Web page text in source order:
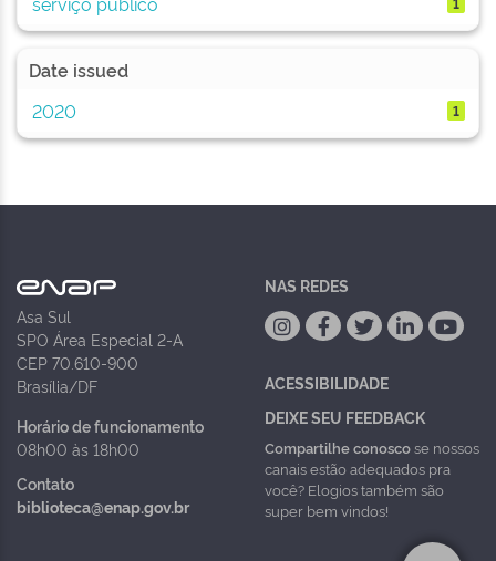
Date issued
2020
1
Asa Sul
SPO Área Especial 2-A
CEP 70.610-900
Brasília/DF
Horário de funcionamento
08h00 às 18h00
Contato
biblioteca@enap.gov.br
NAS REDES
ACESSIBILIDADE
DEIXE SEU FEEDBACK
Compartilhe conoscose nossos
canais estão adequados pra
você? Elogios também são
super bem vindos!